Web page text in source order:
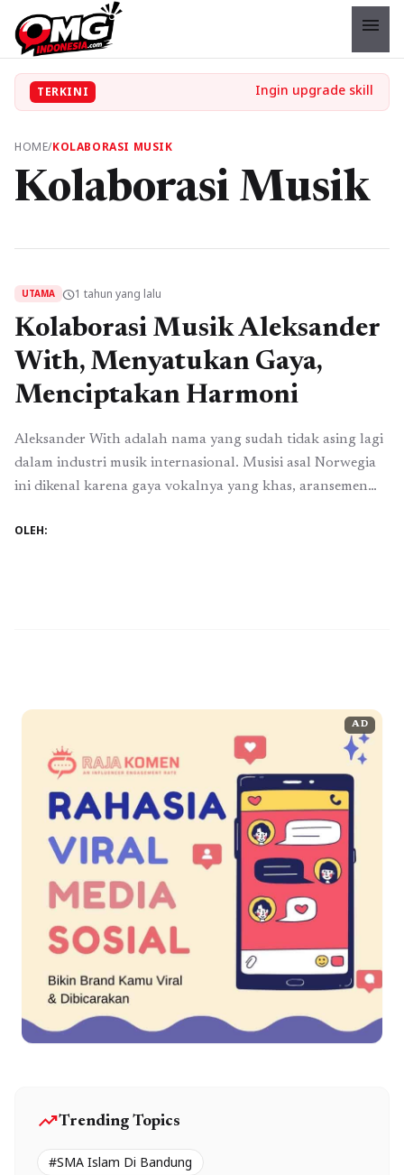
menu
TERKINI
HOME/KOLABORASI MUSIK
Kolaborasi Musik
UTAMA schedule1 tahun yang lalu
Kolaborasi Musik Aleksander
With, Menyatukan Gaya,
Menciptakan Harmoni
Aleksander With adalah nama yang sudah tidak asing lagi
dalam industri musik internasional. Musisi asal Norwegia
ini dikenal karena gaya vokalnya yang khas, aransemen
menciptakan lagu-lagu yang menyentuh hati
OLEH:
AD
trending_upTrending Topics
#SMA Islam Di Bandung